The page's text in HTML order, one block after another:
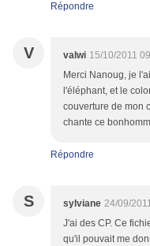
Répondre
V valwi 15/10/2011
Merci Nanoug, je
l'éléphant, et le
couverture de mon
chante ce
Répondre
S sylviane 24/09/
J'ai des CP. Ce
qu'il pouvait me